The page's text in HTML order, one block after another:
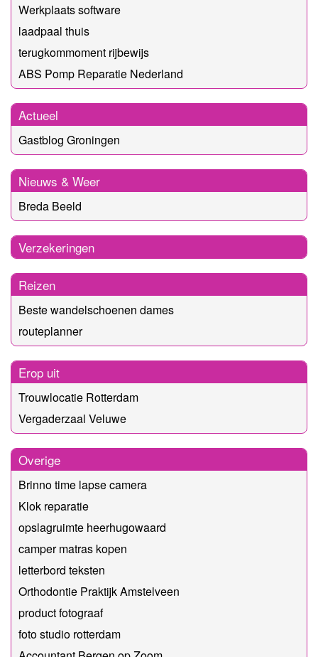
Werkplaats software
laadpaal thuis
terugkommoment rijbewijs
ABS Pomp Reparatie Nederland
Actueel
Gastblog Groningen
Nieuws & Weer
Breda Beeld
Verzekeringen
Reizen
Beste wandelschoenen dames
routeplanner
Erop uit
Trouwlocatie Rotterdam
Vergaderzaal Veluwe
Overige
Brinno time lapse camera
Klok reparatie
opslagruimte heerhugowaard
camper matras kopen
letterbord teksten
Orthodontie Praktijk Amstelveen
product fotograaf
foto studio rotterdam